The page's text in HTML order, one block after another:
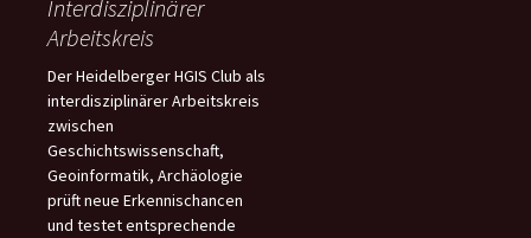
Interdisziplinärer
Arbeitskreis
Der Heidelberger HGIS Club als
interdisziplinärer Arbeitskreis
zwischen
Geschichtswissenschaft,
Geoinformatik, Archäologie
prüft neue Erkennischancen
und testet entsprechende